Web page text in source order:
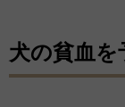
犬の貧血を